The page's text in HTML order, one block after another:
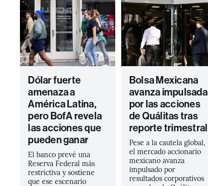
Dólar fuerte
amenaza a
América Latina,
pero BofA revela
las acciones que
pueden ganar
El banco prevé una
Reserva Federal más
restrictiva y sostiene
que ese escenario
Bolsa Mexicana
avanza impulsada
por las acciones
de Quálitas tras
reporte trimestral
Pese a la cautela global,
el mercado accionario
mexicano avanza
impulsado por
resultados corporativos